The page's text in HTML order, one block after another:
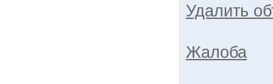
Удалить
Жалоба